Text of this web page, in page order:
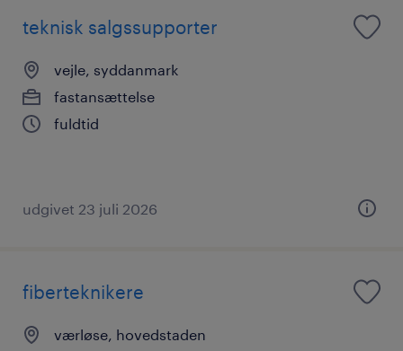
teknisk salgssupporter
vejle, syddanmark
fastansættelse
fuldtid
udgivet 23 juli 2026
fiberteknikere
værløse, hovedstaden